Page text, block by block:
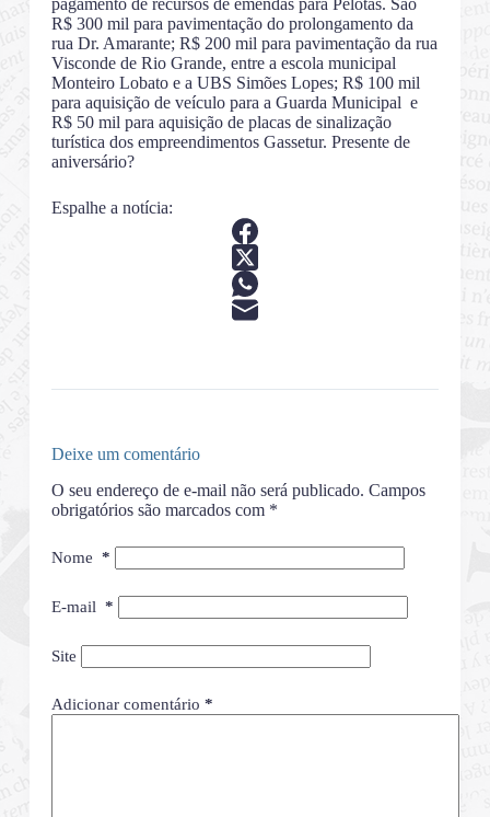
pagamento de recursos de emendas para Pelotas. São
R$ 300 mil para pavimentação do prolongamento da
rua Dr. Amarante; R$ 200 mil para pavimentação da rua
Visconde de Rio Grande, entre a escola municipal
Monteiro Lobato e a UBS Simões Lopes; R$ 100 mil
para aquisição de veículo para a Guarda Municipal e
R$ 50 mil para aquisição de placas de sinalização
turística dos empreendimentos Gassetur. Presente de
aniversário?
Espalhe a notícia:
Deixe um comentário
O seu endereço de e-mail não será publicado. Campos
obrigatórios são marcados com *
Nome *
E-mail *
Site
Adicionar comentário *